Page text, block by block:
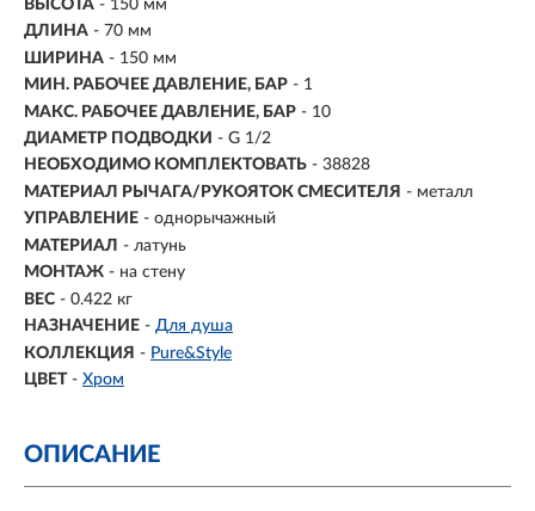
ВЫСОТА - 150 мм
ДЛИНА - 70 мм
ШИРИНА - 150 мм
МИН. РАБОЧЕЕ ДАВЛЕНИЕ, БАР - 1
МАКС. РАБОЧЕЕ ДАВЛЕНИЕ, БАР - 10
ДИАМЕТР ПОДВОДКИ - G 1/2
НЕОБХОДИМО КОМПЛЕКТОВАТЬ - 38828
МАТЕРИАЛ РЫЧАГА/РУКОЯТОК СМЕСИТЕЛЯ - металл
УПРАВЛЕНИЕ - однорычажный
МАТЕРИАЛ - латунь
МОНТАЖ - на стену
ВЕС - 0.422 кг
НАЗНАЧЕНИЕ - Для душа
КОЛЛЕКЦИЯ - Pure&Style
ЦВЕТ - Хром
ОПИСАНИЕ